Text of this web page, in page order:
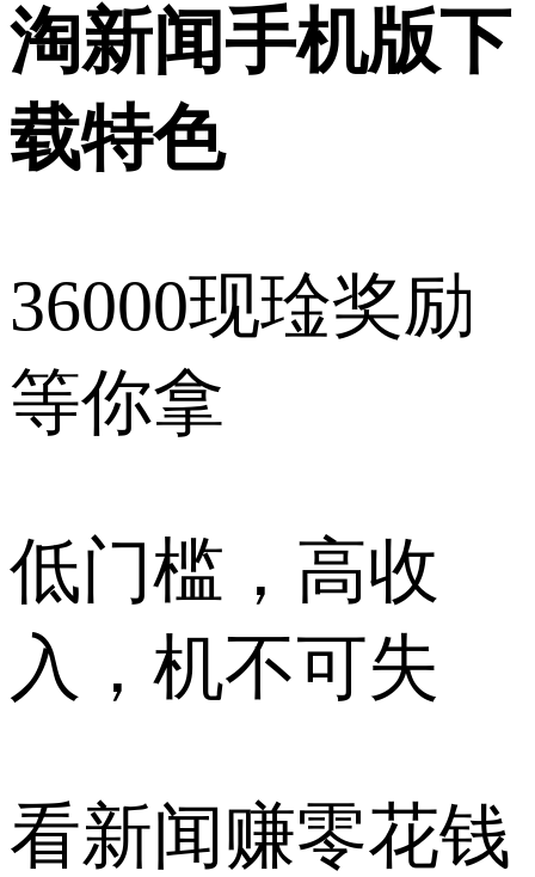
淘新闻手机版下
载特色
36000现琻奖励
等你拿
低门槛，高收
入，机不可失
看新闻赚零花钱